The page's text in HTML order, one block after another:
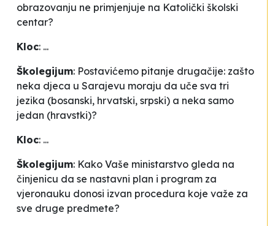
obrazovanju ne primjenjuje na Katolički školski
centar?
Kloc: ...
Školegijum: Postavićemo pitanje drugačije: zašto
neka djeca u Sarajevu moraju da uče sva tri
jezika (bosanski, hrvatski, srpski) a neka samo
jedan (hravstki)?
Kloc: ...
Školegijum: Kako Vaše ministarstvo gleda na
činjenicu da se nastavni plan i program za
vjeronauku donosi izvan procedura koje važe za
sve druge predmete?